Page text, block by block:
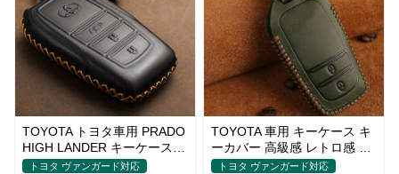
TOYOTA トヨタ車用 PRADO
HIGH LANDER キーケース
専用設計 本革 牛革 高級感
トヨタ ヴァンガード対応
TOYOTA 車用 キーケース キ
ーカバー 高級感 レトロ感 ク
レイジーホースレザー 耐久性
トヨタ ヴァンガード対応